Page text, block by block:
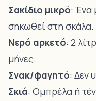
Σακίδιο μικρό: Ένα
σηκωθεί στη σκάλα.
Νερό αρκετό: 2
μήνες.
Σνακ/φαγητό: Δεν
Σκιά: Ομπρέλα ή